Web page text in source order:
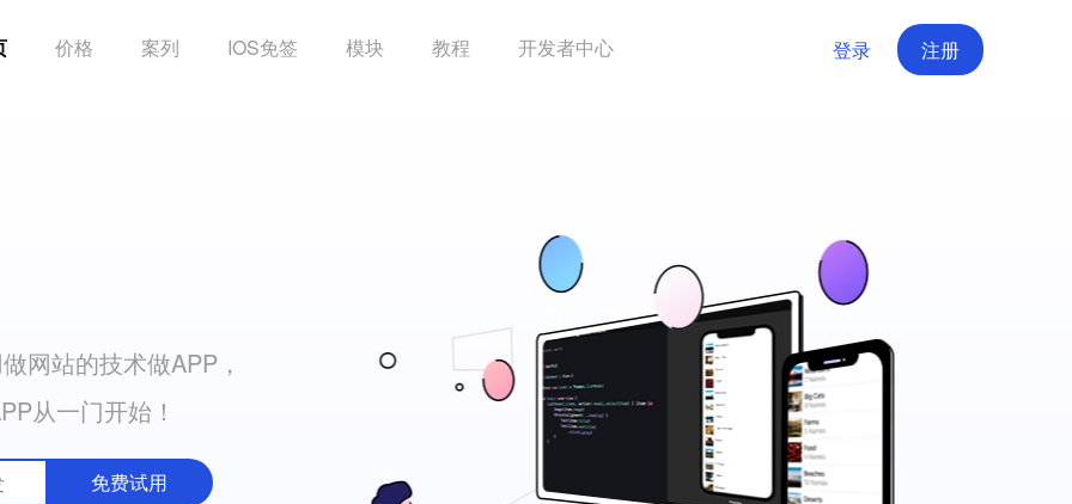
价格 案列 IOS免签 模块 教程 开发者中心 登录 注册
网站的技术做APP，
从一门开始！
免费试用